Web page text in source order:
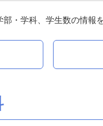
・学科、学生数の情報